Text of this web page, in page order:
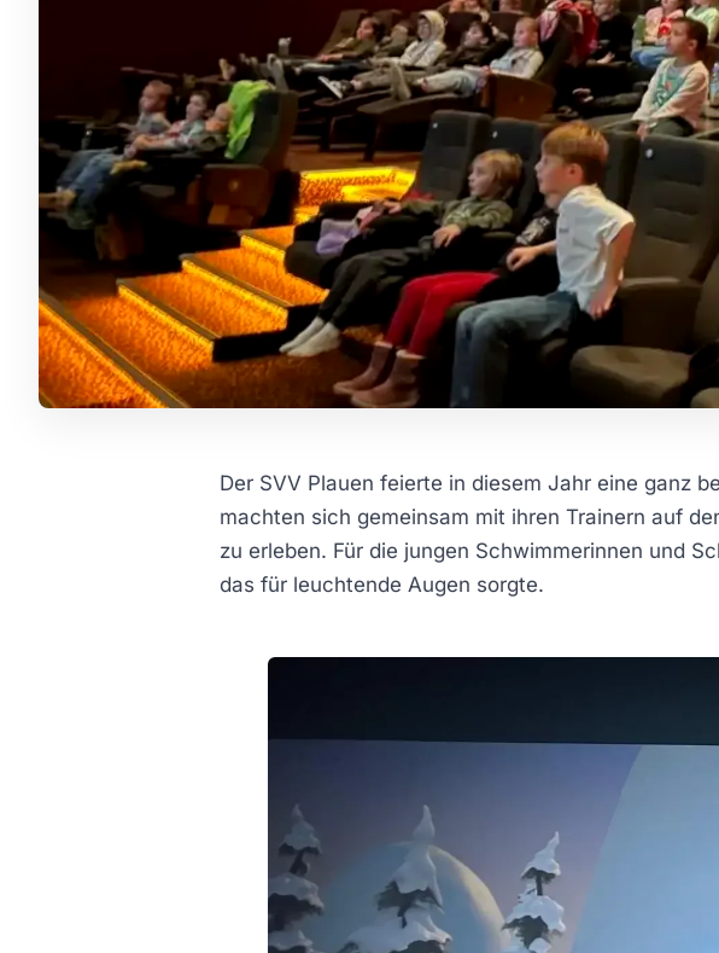
Der SVV Plauen feierte in diesem Jahr eine ganz
machten sich gemeinsam mit ihren Trainern auf
zu erleben. Für die jungen Schwimmerinnen und
das für leuchtende Augen sorgte.